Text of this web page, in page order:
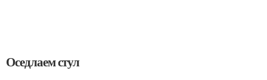
Оседлаем стул